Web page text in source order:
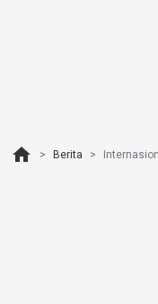
home Berita